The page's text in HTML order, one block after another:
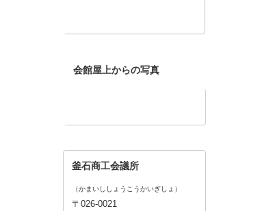
会館屋上からの写真
釜石商工会議所
（かまいししょうこうかいぎしょ）
〒026-0021